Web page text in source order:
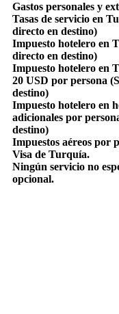
Gastos personales y
Tasas de servicio en
directo en destino)
Impuesto hotelero en
directo en destino)
Impuesto hotelero en
20 USD por persona
destino)
Impuesto hotelero en
adicionales por
destino)
Impuestos aéreos por
Visa de Turquía.
Ningún servicio no
opcional.